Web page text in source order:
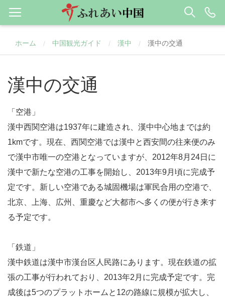
ホーム / 中国観光ガイド / 漢中 / 漢中の交通
漢中の交通
「空港」
漢中西関空港は1937年に建造され、漢中中心地までは約
1kmです。現在、西関空港では漢中と西安間の往来便のみ
で漢中市唯一の空港となっていますが、2012年8月24日に
漢中で新たな空港の工事を開始し、2013年9月頃に完成予
定です。新しい空港である城固機場は軍民合用の空港で、
北京、上海、広州、重慶など大都市へ多くの便が行き来す
る予定です。
「鉄道」
漢中鉄道は漢中市漢台区人民路にあります。現在鉄道の拡
張の工事が行われており、2013年2月に完成予定です。完
成後は5つのプラットホームと12の路線に規模が拡大し、